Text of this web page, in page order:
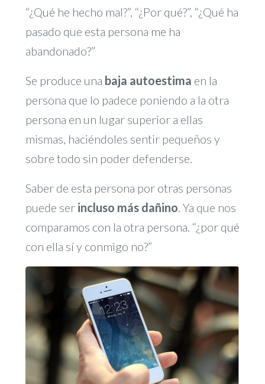
“¿Qué he hecho mal?”, “¿Por qué?”, “¿Qué ha
pasado que esta persona me ha
abandonado?”
Se produce una baja autoestima en la
persona que lo padece poniendo a la otra
persona en un lugar superior a ellas
mismas, haciéndoles sentir pequeños y
sobre todo sin poder defenderse.
Saber de esta persona por otras personas
puede ser incluso más dañino. Ya que nos
comparamos con la otra persona. “¿por qué
con ella sí y conmigo no?”